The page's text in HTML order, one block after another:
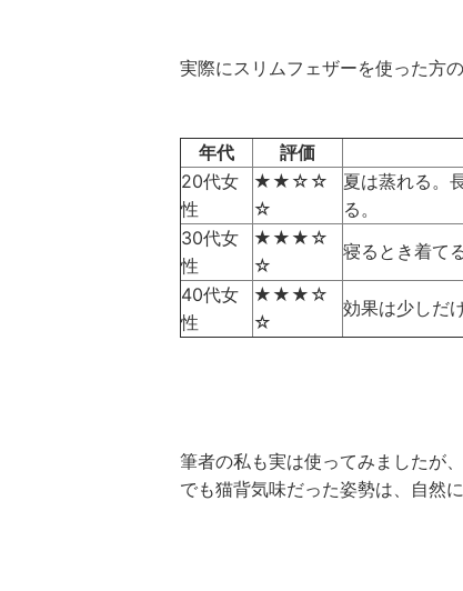
実際にスリムフェザーを使った方
年代 評価
20代女
性
★★☆☆
☆
夏は蒸れる。
る。
30代女
性
★★★☆
☆
寝るとき着て
40代女
性
★★★☆
☆
効果は少しだ
筆者の私も実は使ってみましたが
でも猫背気味だった姿勢は、自然